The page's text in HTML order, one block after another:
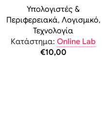
Υπολογιστές &
Περιφερειακά, Λογισμικό,
Τεχνολογία
Κατάστημα: Online Lab
€10,00